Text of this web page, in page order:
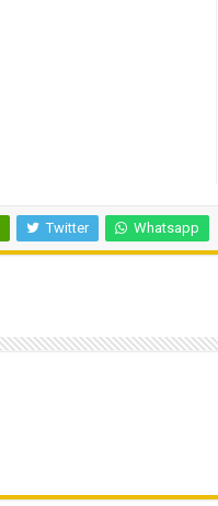
Twitter Whatsapp